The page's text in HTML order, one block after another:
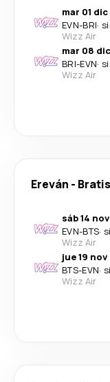
mar 01 dic
EVN-BRI·
Wizz Air
mar 08 dic
BRI-EVN·
Wizz Air
Ereván -
sáb 14 nov
EVN-BTS·
Wizz Air
jue 19 nov
BTS-EVN·
Wizz Air